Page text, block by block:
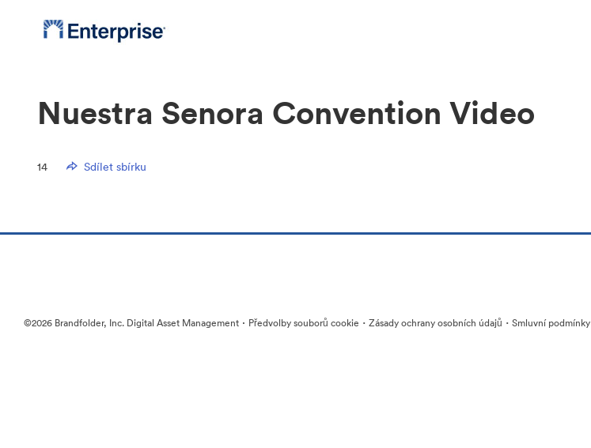
Nuestra Senora Convention Video
14 Sdílet sbírku
©2026 Brandfolder, Inc. Digital Asset Management · Předvolby souborů cookie · Zásady ochrany osobních údajů · Smluvní podmínky